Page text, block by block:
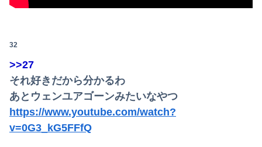
32
>>27
それ好きだから分かるわ
あとウェンユアゴーンみたいなやつ
https://www.youtube.com/watch?
v=0G3_kG5FFfQ